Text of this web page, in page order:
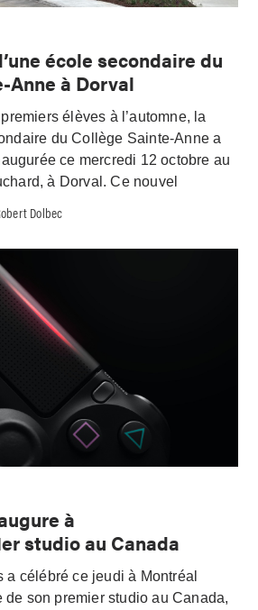
école secondaire du
Anne à Dorval
élèves à l’automne, la
du Collège Sainte-Anne a
ce mercredi 12 octobre au
à Dorval. Ce nouvel
Dolbec
à
studio au Canada
a célébré ce jeudi à Montréal
de son premier studio au Canada,